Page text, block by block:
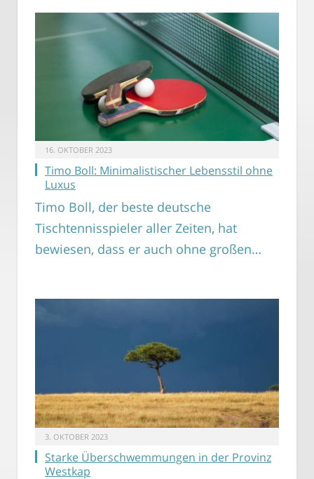
16. OKTOBER 2023
Timo Boll: Minimalistischer Lebensstil ohne
Luxus
Timo Boll, der beste deutsche
Tischtennisspieler aller Zeiten, hat
bewiesen, dass er auch ohne großen…
3. OKTOBER 2023
Starke Überschwemmungen in der Provinz
Westkap